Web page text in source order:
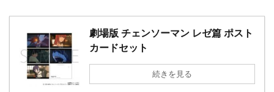
劇場版 チェンソーマン レゼ篇 ポスト
カードセット
続きを見る